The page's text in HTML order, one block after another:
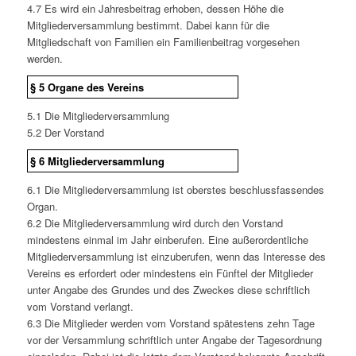
4.7 Es wird ein Jahresbeitrag erhoben, dessen Höhe die
Mitgliederversammlung bestimmt. Dabei kann für die
Mitgliedschaft von Familien ein Familienbeitrag vorgesehen
werden.
§ 5 Organe des Vereins
5.1 Die Mitgliederversammlung
5.2 Der Vorstand
§ 6 Mitgliederversammlung
6.1 Die Mitgliederversammlung ist oberstes beschlussfassendes
Organ.
6.2 Die Mitgliederversammlung wird durch den Vorstand
mindestens einmal im Jahr einberufen. Eine außerordentliche
Mitgliederversammlung ist einzuberufen, wenn das Interesse des
Vereins es erfordert oder mindestens ein Fünftel der Mitglieder
unter Angabe des Grundes und des Zweckes diese schriftlich
vom Vorstand verlangt.
6.3 Die Mitglieder werden vom Vorstand spätestens zehn Tage
vor der Versammlung schriftlich unter Angabe der Tagesordnung